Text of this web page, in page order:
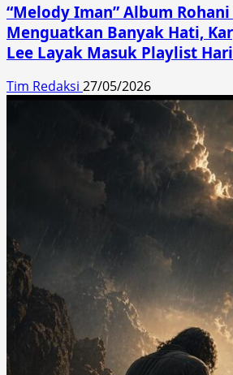
“Melody Iman” Album
Menguatkan Banyak Hati,
Lee Layak Masuk Playlist
Tim Redaksi 27/05/2026